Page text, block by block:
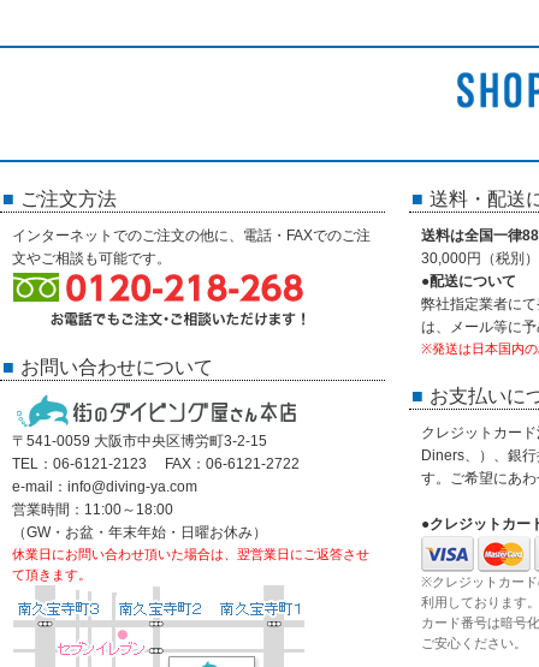
ご注文方法
インターネットでのご注文の他に、電話・FAXでのご注
文やご相談も可能です。
お問い合わせについて
〒541-0059 大阪市中央区博労町3-2-15
TEL：06-6121-2123 FAX：06-6121-2722
e-mail：info@diving-ya.com
営業時間：11:00～18:00
（GW・お盆・年末年始・日曜お休み）
休業日にお問い合わせ頂いた場合は、翌営業日にご返答させ
て頂きます。
送料・配送
送料は全国一律
30,000円（税別
●配送について
弊社指定業者に
は、メール等に
※発送は日本国内
お支払いに
クレジットカー
Diners、）、銀
す。ご希望にあ
●クレジットカー
※クレジットカー
利用しております。
カード番号は暗号
ご安心ください。